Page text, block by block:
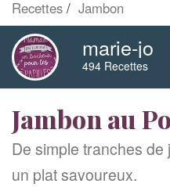
Recettes Jambon
marie-jo
494 Recettes
Jambon au
De simple tranches
un plat savoureux.